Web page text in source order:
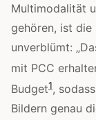
Multimodalität
gehören, ist die
unverblümt:
mit PCC
Budget1,
Bildern genau